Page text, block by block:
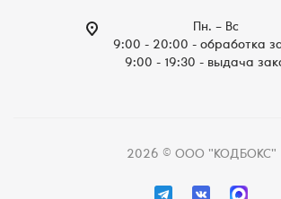
Пн. – Вc
9:00 - 20:00 - обработка
9:00 - 19:30 - выдача
2026 © ООО "КОДБОКС"